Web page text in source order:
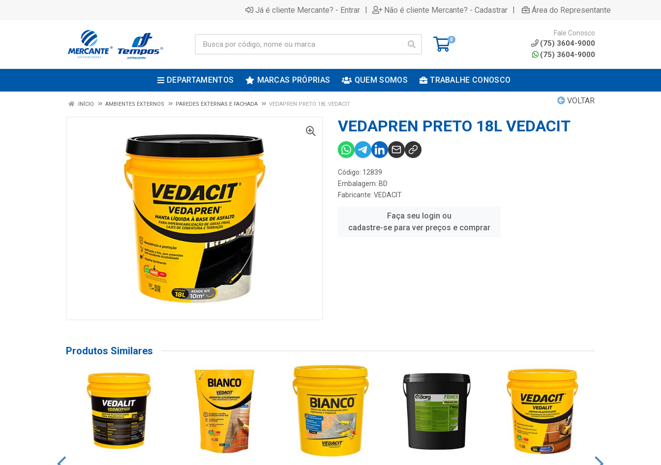
Já é cliente Mercante? - Entrar | Não é cliente Mercante? - Cadastrar | Área do Representante
0
Fale Conosco
(75) 3604-9000
(75) 3604-9000
DEPARTAMENTOS MARCAS PRÓPRIAS QUEM SOMOS TRABALHE CONOSCO
VOLTAR
INÍCIO AMBIENTES EXTERNOS PAREDES EXTERNAS E FACHADA VEDAPREN PRETO 18L VEDACIT
VEDAPREN PRETO 18L VEDACIT
Código: 12839
Embalagem: BD
Fabricante: VEDACIT
Faça seu login ou
cadastre-se para ver preços e comprar
Produtos Similares